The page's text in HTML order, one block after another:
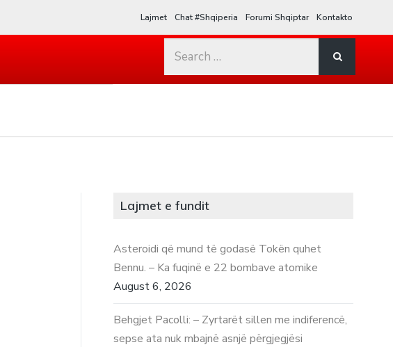
Lajmet Chat #Shqiperia Forumi Shqiptar Kontakto
Search
Lajmet e fundit
Asteroidi që mund të godasë Tokën quhet
Bennu. – Ka fuqinë e 22 bombave atomike
August 6, 2026
Behgjet Pacolli: – Zyrtarët sillen me indiferencë,
sepse ata nuk mbajnë asnjë përgjegjësi